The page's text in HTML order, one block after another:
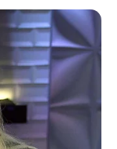
Lanskap
Minimalis